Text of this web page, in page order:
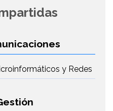
y Redes